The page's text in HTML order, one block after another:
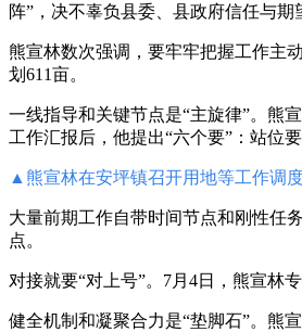
阵”，决不辜负县委、县政府信任与期
熊宣林数次强调，要牢牢把握工作主
划611亩。
一线指导和关键节点是“主旋律”。熊
工作汇报后，他提出“六个要”：站位
▲ 熊宣林在安坪镇召开用地等工作调
大量前期工作自带时间节点和刚性任
点。
对接就要“对上号”。7月4日，熊宣林
健全机制和凝聚合力是“垫脚石”。熊